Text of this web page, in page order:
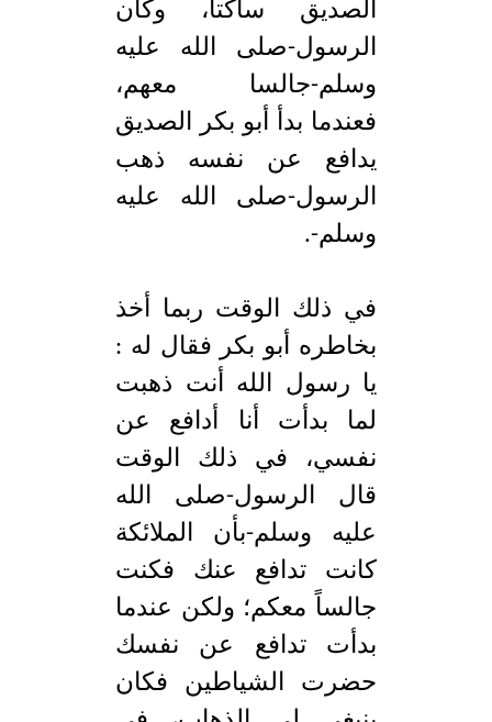
الصديق ساكتاً، وكان
الرسول-صلى الله عليه
وسلم-جالسا معهم،
فعندما بدأ أبو بكر الصديق
يدافع عن نفسه ذهب
الرسول-صلى الله عليه
وسلم-.
في ذلك الوقت ربما أخذ
بخاطره أبو بكر فقال له :
يا رسول الله أنت ذهبت
لما بدأت أنا أدافع عن
نفسي، في ذلك الوقت
قال الرسول-صلى الله
عليه وسلم-بأن الملائكة
كانت تدافع عنك فكنت
جالساً معكم؛ ولكن عندما
بدأت تدافع عن نفسك
حضرت الشياطين فكان